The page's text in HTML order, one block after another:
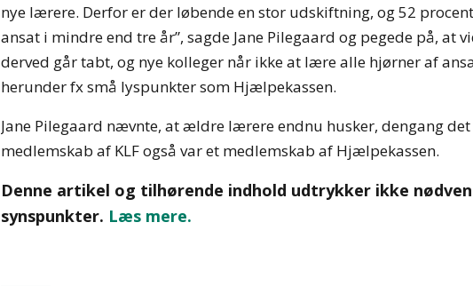
nye lærere. Derfor er der løbende en stor udskiftning, og 52
ansat i mindre end tre år”, sagde Jane Pilegaard og pegede på, at
derved går tabt, og nye kolleger når ikke at lære alle hjørner af
herunder fx små lyspunkter som Hjælpekassen.
Jane Pilegaard nævnte, at ældre lærere endnu husker, dengang det
medlemskab af KLF også var et medlemskab af Hjælpekassen.
Denne artikel og tilhørende indhold udtrykker ikke
synspunkter. Læs mere.